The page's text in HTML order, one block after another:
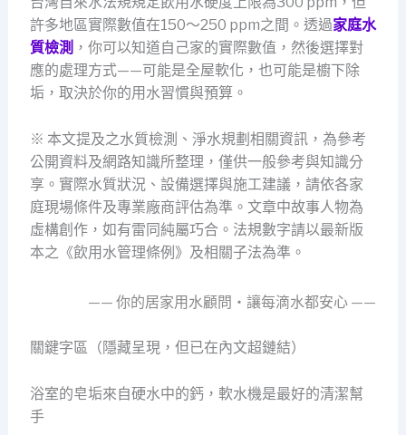
許多地區實際數值在150～250 ppm之間。透過家庭水
質檢測 ，你可以知道自己家的實際數值，然後選擇對
應的處理方式——可能是全屋軟化，也可能是櫥下除
垢，取決於你的用水習慣與預算。
※ 本文提及之水質檢測、淨水規劃相關資訊，為參考
公開資料及網路知識所整理，僅供一般參考與知識分
享。實際水質狀況、設備選擇與施工建議，請依各家
庭現場條件及專業廠商評估為準。文章中故事人物為
虛構創作，如有雷同純屬巧合。法規數字請以最新版
本之《飲用水管理條例》及相關子法為準。
—— 你的居家用水顧問・讓每滴水都安心 ——
關鍵字區（隱藏呈現，但已在內文超鏈結）
浴室的皂垢來自硬水中的鈣，軟水機是最好的清潔幫
手